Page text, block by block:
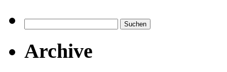
nach:
Archive